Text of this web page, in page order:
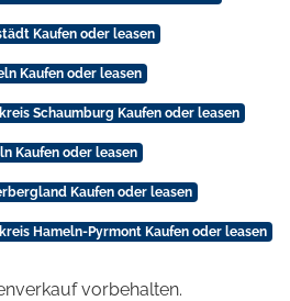
Kaufen oder leasen
Kaufen oder leasen
Schaumburg Kaufen oder leasen
Kaufen oder leasen
Kaufen oder leasen
Hameln-Pyrmont Kaufen oder leasen
vorbehalten.